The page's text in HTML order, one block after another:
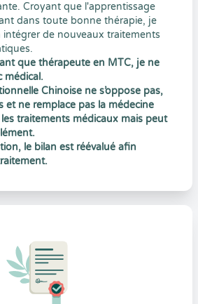
Croyant que l'apprentissage
dans toute bonne thérapie, je
de nouveaux traitements
que thérapeute en MTC, je ne
médical.
Chinoise ne s’oppose pas,
et ne remplace pas la médecine
traitements médicaux mais peut
le bilan est réévalué afin